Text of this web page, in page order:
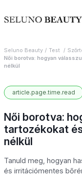
Seluno Beauty Test
Női borotva: hogyan
nélkül
article.page.time.read
Női borotva:
tartozékokat
nélkül
Tanuld meg, hogyan
és irritációmentes